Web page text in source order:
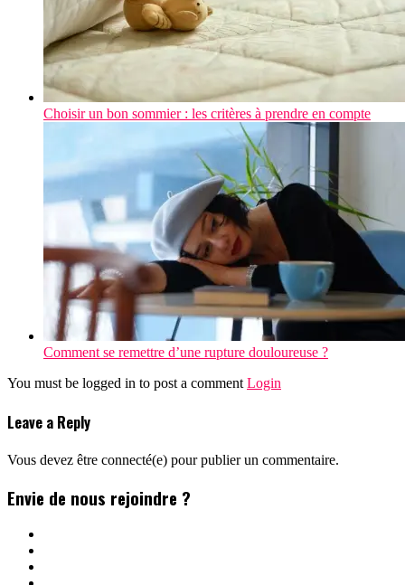
Choisir un bon sommier : les critères à prendre en compte
Comment se remettre d’une rupture douloureuse ?
You must be logged in to post a commentLogin
Leave a Reply
Vous devez être connecté(e) pour publier un commentaire.
Envie de nous rejoindre ?